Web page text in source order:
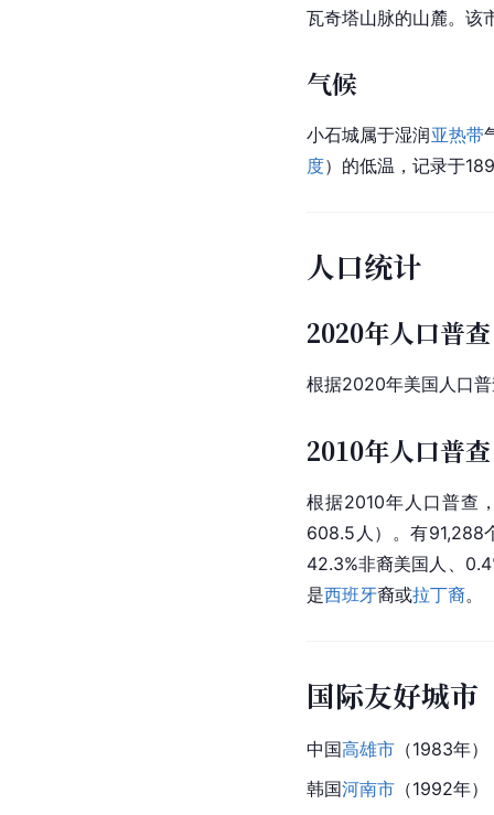
瓦奇塔山脉的山麓。该
气候
小石城属于湿润亚热带
度）的低温，记录于
人口统计
2020年人口普查
根据2020年美国人口
2010年人口普查
根据2010年人口普查
608.5人）。有91,288
42.3%非裔美国人、
是西班牙裔或拉丁裔。
国际友好城市
中国高雄市 （1983年）
韩国河南市 （1992年）